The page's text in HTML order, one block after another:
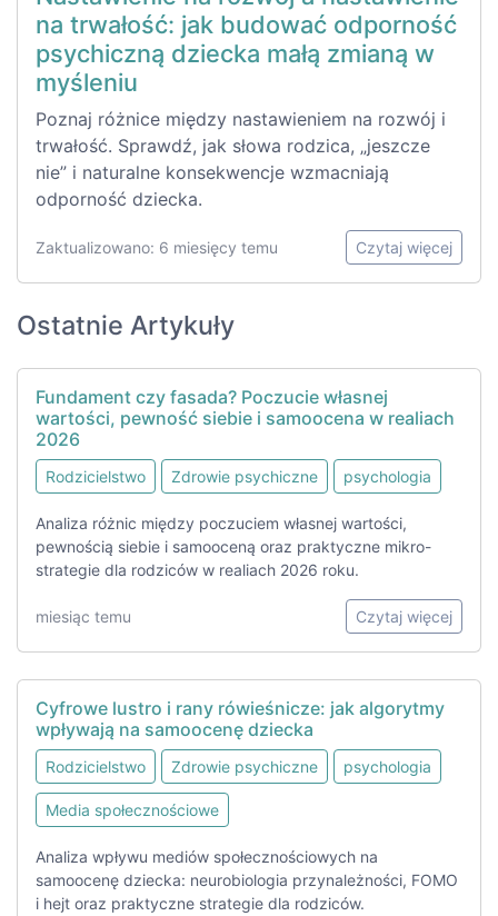
na trwałość: jak budować odporność
psychiczną dziecka małą zmianą w
myśleniu
Poznaj różnice między nastawieniem na rozwój i
trwałość. Sprawdź, jak słowa rodzica, „jeszcze
nie” i naturalne konsekwencje wzmacniają
odporność dziecka.
Zaktualizowano: 6 miesięcy temu Czytaj więcej
Ostatnie Artykuły
Fundament czy fasada? Poczucie własnej
wartości, pewność siebie i samoocena w realiach
2026
Rodzicielstwo Zdrowie psychiczne psychologia
Analiza różnic między poczuciem własnej wartości,
pewnością siebie i samooceną oraz praktyczne mikro-
strategie dla rodziców w realiach 2026 roku.
miesiąc temu Czytaj więcej
Cyfrowe lustro i rany rówieśnicze: jak algorytmy
wpływają na samoocenę dziecka
Rodzicielstwo Zdrowie psychiczne psychologia
Media społecznościowe
Analiza wpływu mediów społecznościowych na
samoocenę dziecka: neurobiologia przynależności, FOMO
i hejt oraz praktyczne strategie dla rodziców.